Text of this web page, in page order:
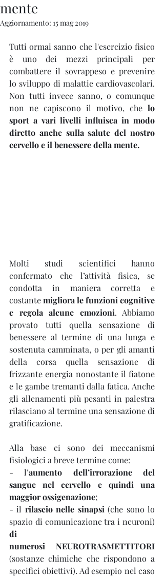
mente
Aggiornamento: 15 mag 2019
Tutti ormai sanno che l'esercizio fisico
è uno dei mezzi principali per
combattere il sovrappeso e prevenire
lo sviluppo di malattie cardiovascolari.
Non tutti invece sanno, o comunque
non ne capiscono il motivo, che lo
sport a vari livelli influisca in modo
diretto anche sulla salute del nostro
cervello e il benessere della mente.
Molti studi scientifici hanno
confermato che l’attività fisica, se
condotta in maniera corretta e
costante migliora le funzioni cognitive
e regola alcune emozioni. Abbiamo
provato tutti quella sensazione di
benessere al termine di una lunga e
sostenuta camminata, o per gli amanti
della corsa quella sensazione di
frizzante energia nonostante il fiatone
e le gambe tremanti dalla fatica. Anche
gli allenamenti più pesanti in palestra
rilasciano al termine una sensazione di
gratificazione.
Alla base ci sono dei meccanismi
fisiologici a breve termine come:
- l’aumento dell’irrorazione del
sangue nel cervello e quindi una
maggior ossigenazione;
- il rilascio nelle sinapsi (che sono lo
di
numerosi NEUROTRASMETTITORI
(sostanze chimiche che rispondono a
specifici obiettivi). Ad esempio nel caso